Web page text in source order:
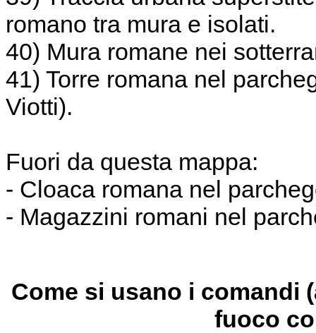
romano tra mura e isolati.
40) Mura romane nei
41) Torre romana nel
Viotti).
Fuori da questa mappa:
- Cloaca romana nel
- Magazzini romani nel
Come si usano i comandi
fuoco